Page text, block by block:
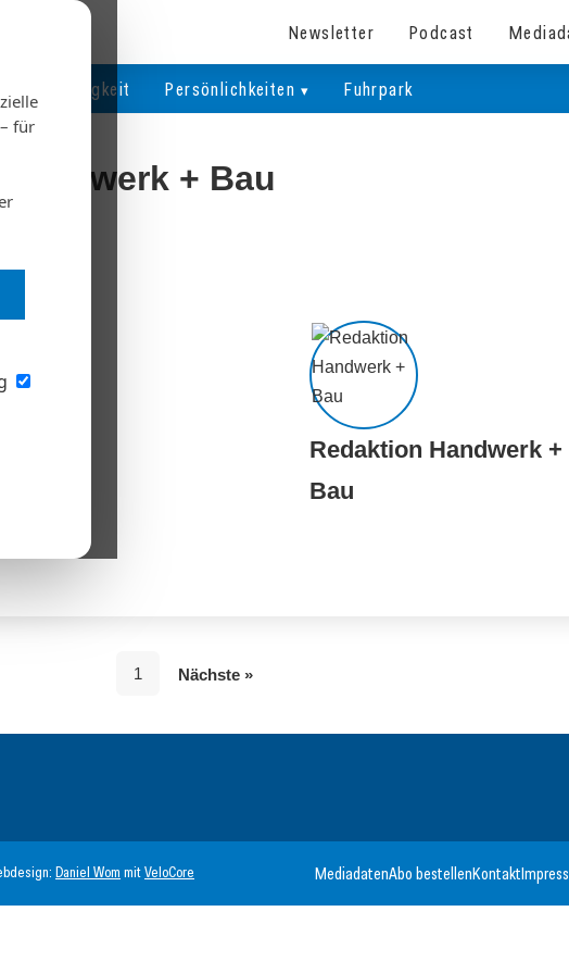
für
Newsletter Podcast
Nachhaltigkeit Persönlichkeiten Fuhrpark
+ Bau
Redaktion Handwerk +
Bau
1 Nächste »
Daniel Wom mitVeloCore MediadatenAbo bestellenKontakt